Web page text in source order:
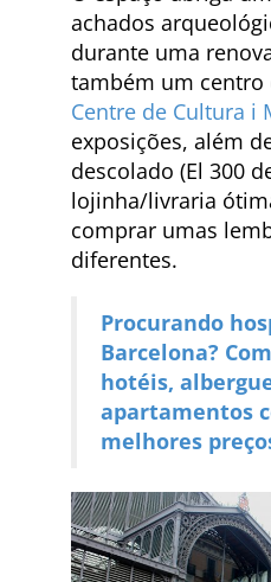
achados
durante uma
também um centro
Centre de Cultura i
exposições, além
descolado (El 300
lojinha/livraria
comprar umas
diferentes.
Procurando
Barcelona?
hotéis,
apartamentos
melhores